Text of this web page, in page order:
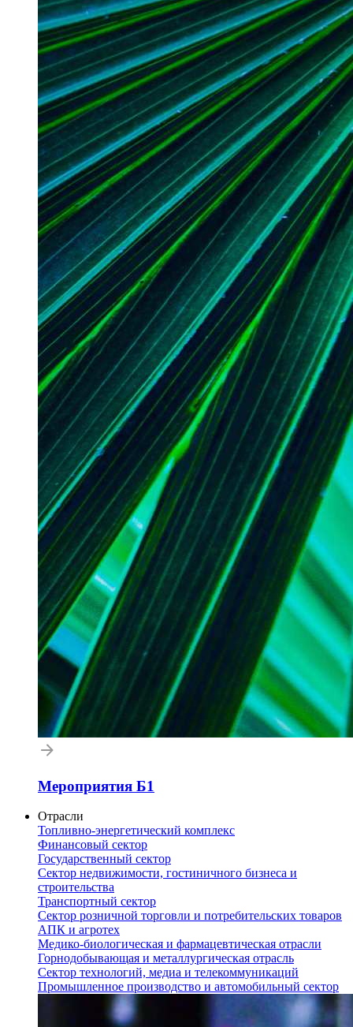
Мероприятия Б1
Отрасли
Топливно-энергетический комплекс
Финансовый сектор
Государственный сектор
Сектор недвижимости, гостиничного бизнеса и
строительства
Транспортный сектор
Сектор розничной торговли и потребительских товаров
АПК и агротех
Медико-биологическая и фармацевтическая отрасли
Горнодобывающая и металлургическая отрасль
Сектор технологий, медиа и телекоммуникаций
Промышленное производство и автомобильный сектор